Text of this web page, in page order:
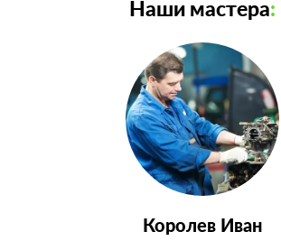
Наши мастера:
Королев Иван